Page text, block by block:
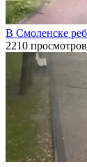
В Смоленске
2210 просмотров